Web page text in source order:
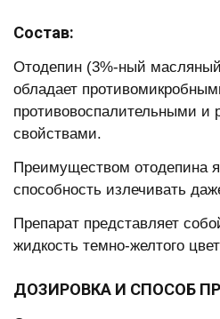
Состав:
Отодепин (3%-ный
обладает
противовоспалительными
свойствами.
Преимуществом отодепина
способность излечивать
Препарат представляет
жидкость темно-желтого
ДОЗИРОВКА И СПОСОБ